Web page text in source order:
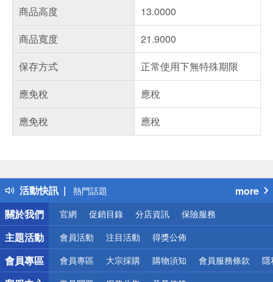
商品高度
13.0000
商品寬度
21.9000
保存方式
正常使用下無特殊期限
應免稅
應稅
應免稅
應稅
活動快訊
得獎公告
熱門話題
銀行優惠
偏遠地區配送
詐騙網頁！請小心！
more
關於我們
官網 促銷目錄 分店資訊 保險服務
主題活動 會員活動 注目活動 得獎公佈
會員專區 會員專區 大宗採購 購物須知 會員服務條款 隱